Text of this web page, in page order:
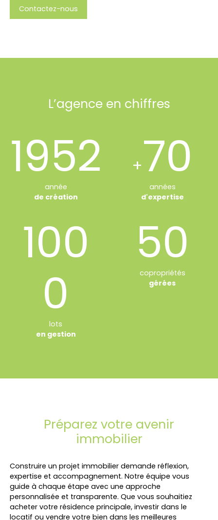
Contactez-nous
L’agence en chiffres
1952
année
de création
+70
années
d'expertise
100
0
lots
en gestion
50
copropriétés
gérées
Préparez votre avenir
immobilier
Construire un projet immobilier demande réflexion,
expertise et accompagnement. Notre équipe vous
guide à chaque étape avec une approche
personnalisée et transparente. Que vous souhaitiez
acheter votre résidence principale, investir dans le
locatif ou vendre votre bien dans les meilleures